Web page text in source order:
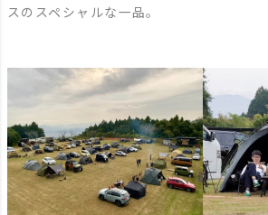
スのスペシャルな一品。